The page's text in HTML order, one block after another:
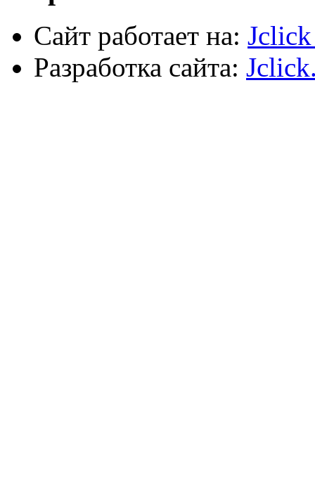
Сайт работает на:
Разработка сайта: